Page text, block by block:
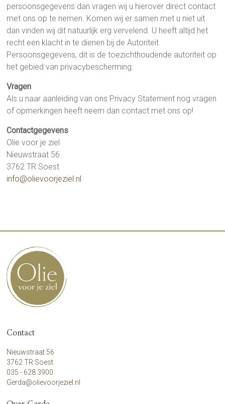
persoonsgegevens dan vragen wij u hierover direct contact
met ons op te nemen. Komen wij er samen met u niet uit
dan vinden wij dit natuurlijk erg vervelend. U heeft altijd het
recht een klacht in te dienen bij de Autoriteit
Persoonsgegevens, dit is de toezichthoudende autoriteit op
het gebied van privacybescherming.
Vragen
Als u naar aanleiding van ons Privacy Statement nog vragen
of opmerkingen heeft neem dan contact met ons op!
Contactgegevens
Olie voor je ziel
Nieuwstraat 56
3762 TR Soest
info@olievoorjeziel.nl
Contact
Nieuwstraat 56
3762 TR Soest
035 - 628 3900
Gerda@olievoorjeziel.nl